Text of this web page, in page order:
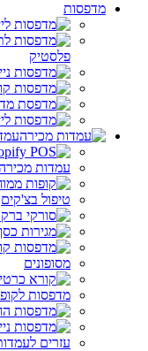
מדפסות
פלסטיק
עמדות
טיפול בצ'קים
מסופונים
מדפסות
עזרים